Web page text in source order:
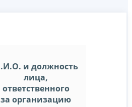
и должность
лица,
ответственного
за организацию